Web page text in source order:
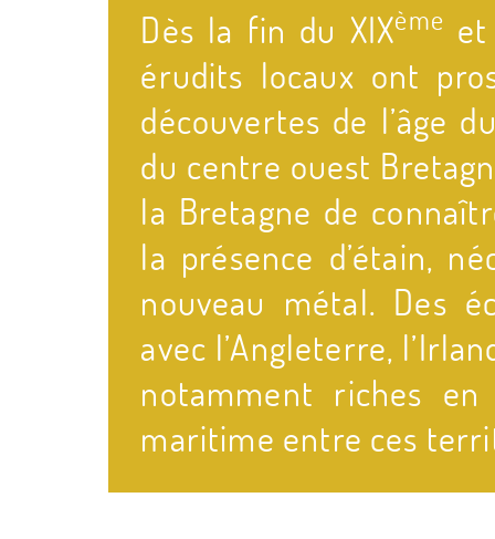
Dès la fin du XIXème
érudits locaux ont
découvertes de l’âge
du centre ouest
la Bretagne de
la présence d’étain,
nouveau métal. Des
avec l’Angleterre,
notamment riches
maritime entre ces